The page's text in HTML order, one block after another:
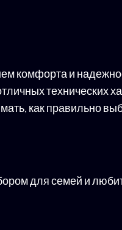
комфорта и
технических
как правильно
для семей и